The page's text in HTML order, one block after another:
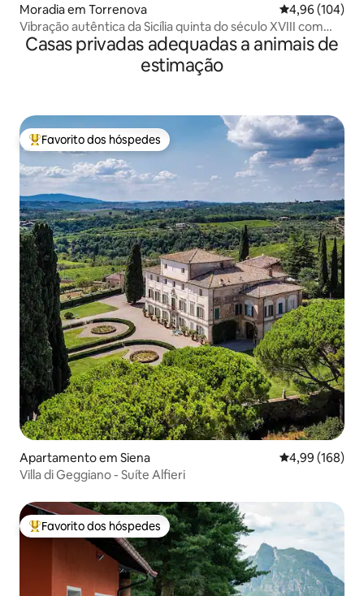
Moradia em Torrenova Classificação
4,96 (104)
Vibração autêntica da Sicília quinta do século XVIII com
vista panorâmica para o mar
Casas privadas adequadas a animais de
estimação
Favoritos dos hóspedes mais apreciados
Favorito dos hóspedes
Apartamento em Siena Classificação
4,99 (168)
Villa di Geggiano - Suíte Alfieri
Favoritos dos hóspedes mais apreciados
Favorito dos hóspedes